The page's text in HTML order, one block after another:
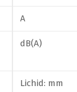
А
dB(A)
Lichid: mm